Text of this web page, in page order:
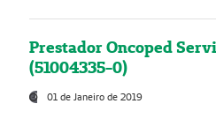
Prestador Oncoped
(51004335-0)
01 de Janeiro de 2019